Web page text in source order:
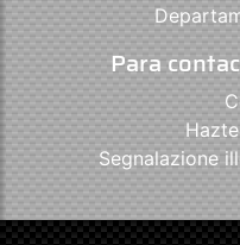
Para
Segnalazione